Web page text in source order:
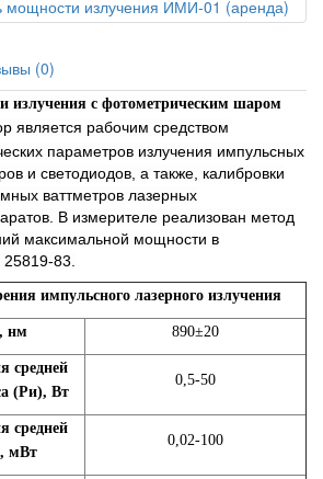
(0)
излучения с фотометрическим шаром
является рабочим средством
параметров излучения импульсных
и светодиодов, а также, калибровки
ваттметров лазерных
В измерителе реализован метод
максимальной мощности в
83.
импульсного лазерного излучения
нм 890±20
средней
(Ри), Вт
0,5-50
средней
мВт
0,02-100